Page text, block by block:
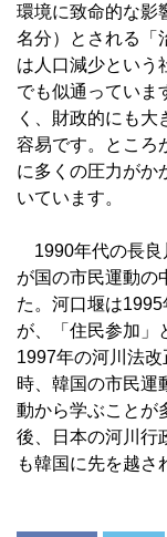
環境に致命的な影
名分）とされる「
は人口減少という
でも似通っていま
く、財政的にも
容易です。ところ
に多くの圧力がか
いています。
1990年代の長良
が国の市民運動の
た。河口堰は
が、「住民参加」
1997年の河川法
時、韓国の市民運
動から学ぶことが
後、日本の河川行
も韓国に先を越さ